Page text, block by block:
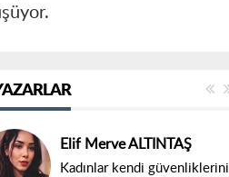
Elif Merve ALTINTAŞ
Kadınlar kendi güvenliklerini